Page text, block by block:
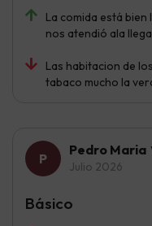
La comida está bien
nos atendió ala
Las habitacion de
tabaco mucho la
Pedro Maria
Julio 2026
Básico